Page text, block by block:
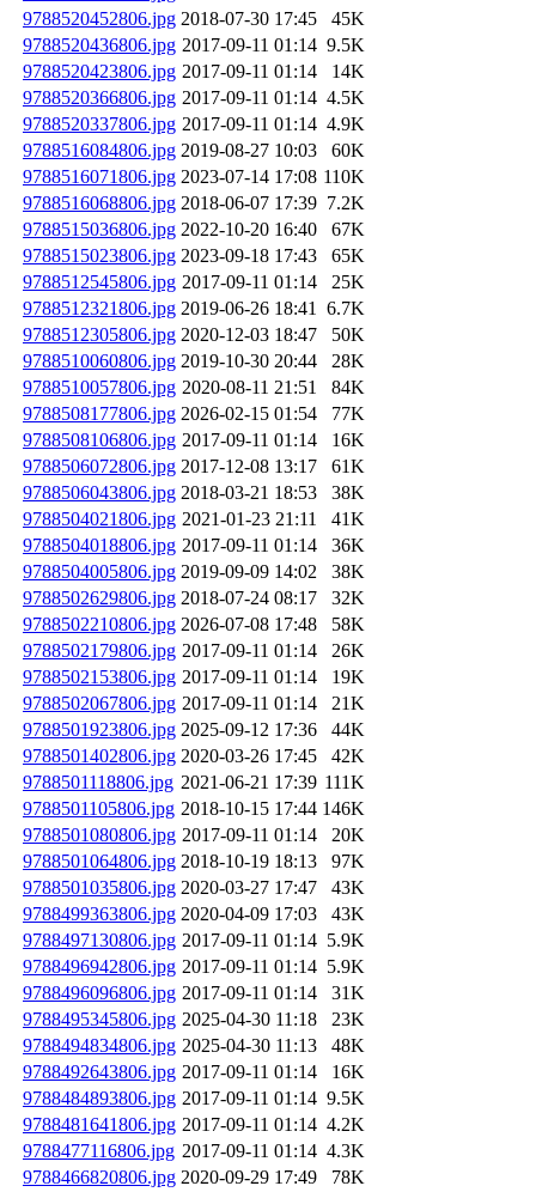
9788520452806.jpg 2018-07-30 17:45
45K
9788520436806.jpg 2017-09-11 01:14 9.5K
9788520423806.jpg 2017-09-11 01:14
14K
9788520366806.jpg 2017-09-11 01:14 4.5K
9788520337806.jpg 2017-09-11 01:14 4.9K
9788516084806.jpg 2019-08-27 10:03
60K
9788516071806.jpg 2023-07-14 17:08 110K
9788516068806.jpg 2018-06-07 17:39 7.2K
9788515036806.jpg 2022-10-20 16:40
67K
9788515023806.jpg 2023-09-18 17:43
65K
9788512545806.jpg 2017-09-11 01:14
25K
9788512321806.jpg 2019-06-26 18:41 6.7K
9788512305806.jpg 2020-12-03 18:47
50K
9788510060806.jpg 2019-10-30 20:44
28K
9788510057806.jpg 2020-08-11 21:51
84K
9788508177806.jpg 2026-02-15 01:54
77K
9788508106806.jpg 2017-09-11 01:14
16K
9788506072806.jpg 2017-12-08 13:17
61K
9788506043806.jpg 2018-03-21 18:53
38K
9788504021806.jpg 2021-01-23 21:11
41K
9788504018806.jpg 2017-09-11 01:14
36K
9788504005806.jpg 2019-09-09 14:02
38K
9788502629806.jpg 2018-07-24 08:17
32K
9788502210806.jpg 2026-07-08 17:48
58K
9788502179806.jpg 2017-09-11 01:14
26K
9788502153806.jpg 2017-09-11 01:14
19K
9788502067806.jpg 2017-09-11 01:14
21K
9788501923806.jpg 2025-09-12 17:36
44K
9788501402806.jpg 2020-03-26 17:45
42K
9788501118806.jpg 2021-06-21 17:39 111K
9788501105806.jpg 2018-10-15 17:44 146K
9788501080806.jpg 2017-09-11 01:14
20K
9788501064806.jpg 2018-10-19 18:13
97K
9788501035806.jpg 2020-03-27 17:47
43K
9788499363806.jpg 2020-04-09 17:03
43K
9788497130806.jpg 2017-09-11 01:14 5.9K
9788496942806.jpg 2017-09-11 01:14 5.9K
9788496096806.jpg 2017-09-11 01:14
31K
9788495345806.jpg 2025-04-30 11:18
23K
9788494834806.jpg 2025-04-30 11:13
48K
9788492643806.jpg 2017-09-11 01:14
16K
9788484893806.jpg 2017-09-11 01:14 9.5K
9788481641806.jpg 2017-09-11 01:14 4.2K
9788477116806.jpg 2017-09-11 01:14 4.3K
9788466820806.jpg 2020-09-29 17:49
78K